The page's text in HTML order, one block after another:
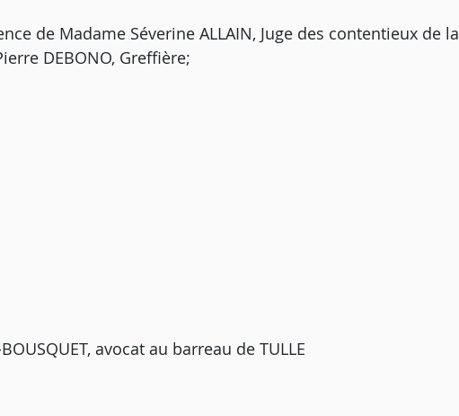
de Madame Séverine ALLAIN, Juge des contentieux de la
DEBONO, Greffière;
avocat au barreau de TULLE